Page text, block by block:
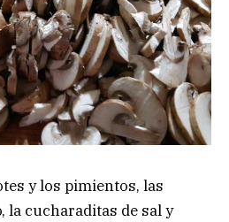
y los pimientos, las
la cucharaditas de sal y